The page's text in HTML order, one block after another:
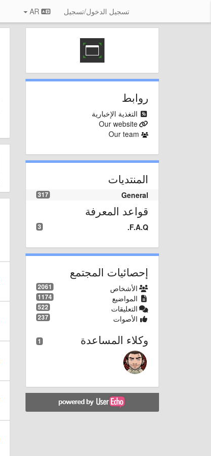
تسجيل الدخول/تسجيل
روابط
التغذية الإخبارية
Our website
Our team
المنتديات
317 General
قواعد المعرفة
3 F.A.Q.
إحصائيات المجتمع
2061 الأشخاص
1174 المواضيع
522 التعليقات
237 الأصوات
1 وكلاء المساعدة